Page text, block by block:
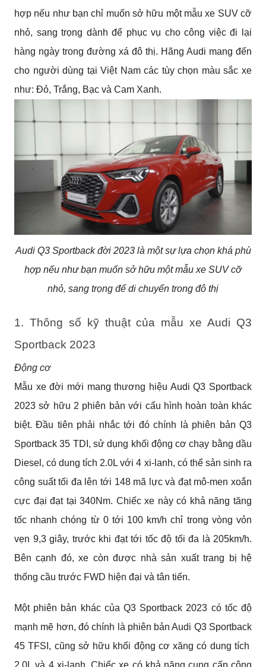
hợp nếu như bạn chỉ muốn sở hữu một mẫu xe SUV cỡ
nhỏ, sang trọng dành để phục vụ cho công việc đi lại
hàng ngày trong đường xá đô thị. Hãng Audi mang đến
cho người dùng tại Việt Nam các tùy chọn màu sắc xe
như: Đỏ, Trắng, Bạc và Cam Xanh.
Audi Q3 Sportback đời 2023 là một sự lựa chọn khá phù
hợp nếu như bạn muốn sở hữu một mẫu xe SUV cỡ
nhỏ, sang trọng để di chuyển trong đô thị
1. Thông số kỹ thuật của mẫu xe Audi Q3
Sportback 2023
Động cơ
Mẫu xe đời mới mang thương hiệu Audi Q3 Sportback
2023 sở hữu 2 phiên bản với cấu hình hoàn toàn khác
biệt. Đầu tiên phải nhắc tới đó chính là phiên bản Q3
Sportback 35 TDI, sử dụng khối động cơ chạy bằng dầu
Diesel, có dung tích 2.0L với 4 xi-lanh, có thể sản sinh ra
công suất tối đa lên tới 148 mã lực và đạt mô-men xoắn
cực đại đạt tại 340Nm. Chiếc xe này có khả năng tăng
tốc nhanh chóng từ 0 tới 100 km/h chỉ trong vòng vỏn
vẹn 9,3 giây, trước khi đạt tới tốc độ tối đa là 205km/h.
Bên cạnh đó, xe còn được nhà sản xuất trang bị hệ
thống cầu trước FWD hiện đại và tân tiến.
Một phiên bản khác của Q3 Sportback 2023 có tốc độ
mạnh mẽ hơn, đó chính là phiên bản Audi Q3 Sportback
45 TFSI, cũng sở hữu khối động cơ xăng có dung tích
2.0L và 4 xi-lanh. Chiếc xe có khả năng cung cấp công